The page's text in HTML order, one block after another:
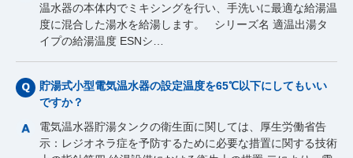
温水器の本体内でミキシングを行い、手洗いに最適な給湯温
度に混合した湯水を給湯します。 シリーズ名 適温出湯タ
イプの給湯温度 ESNシ…
貯湯式小型電気温水器の設定温度を65℃以下にしてもいい
ですか？
電気温水器貯湯タンクの衛生面に関しては、厚生労働省告
示：レジオネラ症を予防するために必要な措置に関する技術